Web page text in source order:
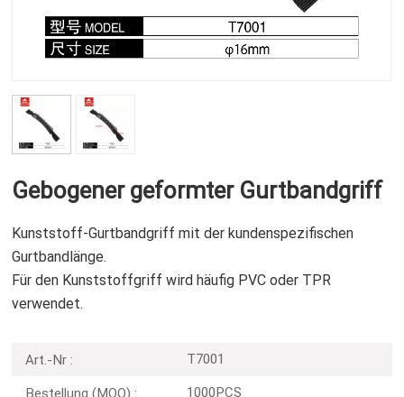
Gebogener geformter Gurtbandgriff
Kunststoff-Gurtbandgriff mit der kundenspezifischen
Gurtbandlänge.
Für den Kunststoffgriff wird häufig PVC oder TPR
verwendet.
Art.-Nr : T7001
Bestellung (MOQ) : 1000PCS